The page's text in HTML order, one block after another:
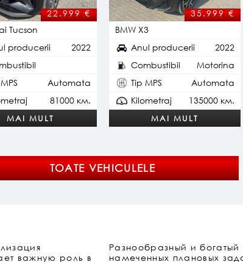
22.999 €
Tucson
producerii
2022
Benzina Hybrid
Automata
81000 км.
MAI MULT
35.999 €
BMW X3
Anul producerii
2022
Combustibil
Motorina
Tip MPS
Automata
Kilometraj
135000 км.
MAI MULT
TOATE VEHICULELE
важную роль в
Разнообразный и
намеченных плановых